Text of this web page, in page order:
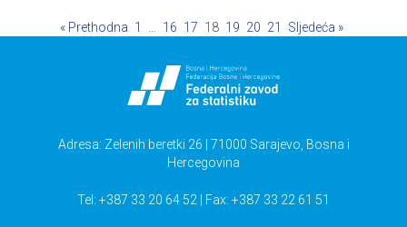
« Prethodna 1 16 17 18 19 20 21 Sljedeća »
Adresa: Zelenih beretki 26 | 71000 Sarajevo, Bosna i
Hercegovina
Tel: +387 33 20 64 52 | Fax: +387 33 22 61 51